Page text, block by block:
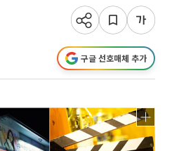
구글 선호매체 추가